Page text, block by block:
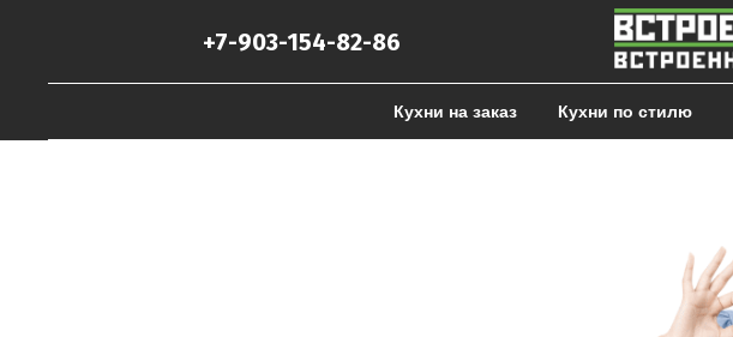
+7-903-154-82-86
Кухни на заказ Кухни по стилю